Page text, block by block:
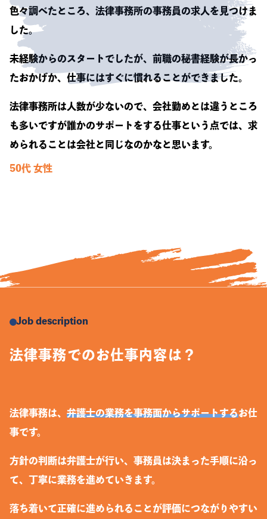
色々調べたところ、法律事務所の事務員の求人を見つけま
した。
未経験からのスタートでしたが、前職の秘書経験が長かっ
たおかげか、仕事にはすぐに慣れることができました。
法律事務所は人数が少ないので、会社勤めとは違うところ
も多いですが誰かのサポートをする仕事という点では、求
められることは会社と同じなのかなと思います。
50代 女性
Job description
法律事務でのお仕事内容は？
法律事務は、 弁護士の業務を事務面からサポートするお仕
事です。
方針の判断は弁護士が行い、事務員は決まった手順に沿っ
て、丁寧に業務を進めていきます。
落ち着いて正確に進められることが評価につながりやすい